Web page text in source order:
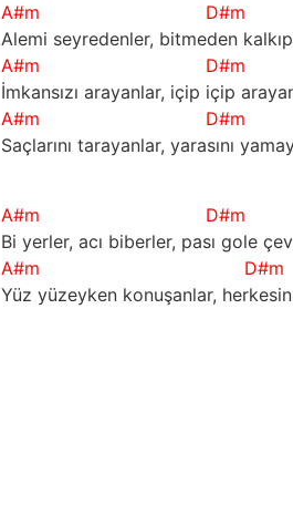
A#m
D#m
Alemi seyredenler, bitmeden
A#m
D#m
İmkansızı arayanlar, içip içip
A#m
D#m
Saçlarını tarayanlar, yarasını
A#m D#m
Bi yerler, acı biberler, pası gole
A#m
D#m
Yüz yüzeyken konuşanlar,